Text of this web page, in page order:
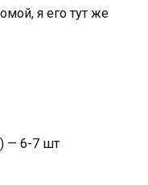
я его тут же
— 6-7 шт